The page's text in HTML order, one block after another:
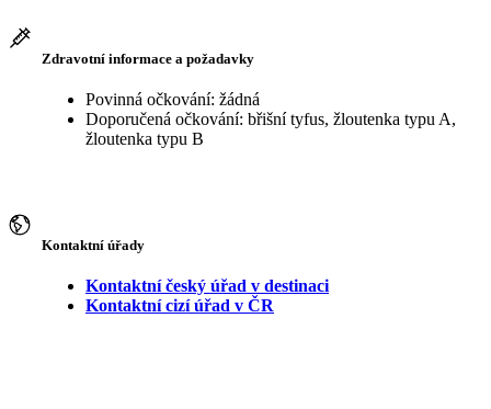
Zdravotní informace a požadavky
Povinná očkování: žádná
Doporučená očkování: břišní tyfus, žloutenka typu A,
žloutenka typu B
Kontaktní úřady
Kontaktní český úřad v destinaci
Kontaktní cizí úřad v ČR